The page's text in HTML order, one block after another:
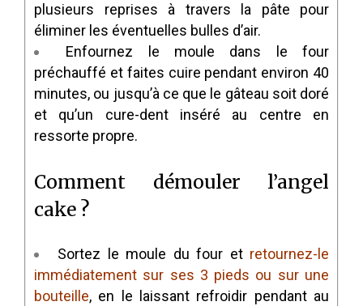
plusieurs reprises à travers la pâte pour
éliminer les éventuelles bulles d’air.
Enfournez le moule dans le four
préchauffé et faites cuire pendant environ 40
minutes, ou jusqu’à ce que le gâteau soit doré
et qu’un cure-dent inséré au centre en
ressorte propre.
Comment démouler l’angel
cake ?
Sortez le moule du four et retournez-le
immédiatement sur ses 3 pieds ou sur une
bouteille, en le laissant refroidir pendant au